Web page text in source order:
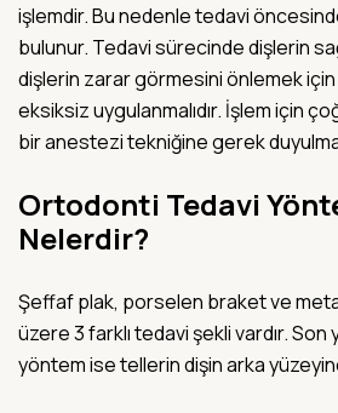
işlemdir. Bu nedenle tedavi
bulunur. Tedavi sürecinde dişlerin
dişlerin zarar görmesini önlemek için
eksiksiz uygulanmalıdır. İşlem için
bir anestezi tekniğine gerek
Ortodonti Tedavi
Nelerdir?
Şeffaf plak, porselen braket ve
üzere 3 farklı tedavi şekli vardır. Son
yöntem ise tellerin dişin arka yüzeyine